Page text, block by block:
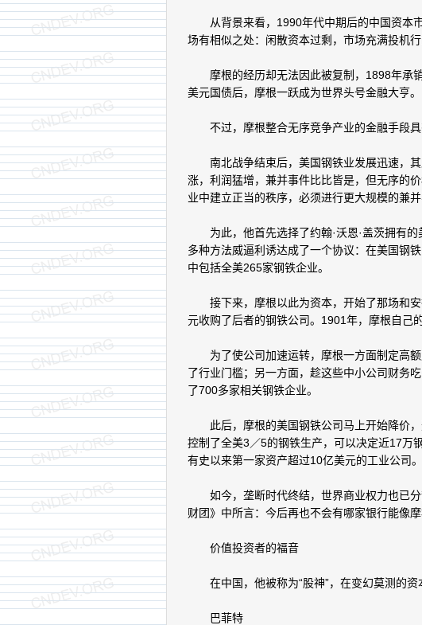
从背景来看，1990年代中期后的中国资本
场有相似之处：闲散资本过剩，市场充满投机
摩根的经历却无法因此被复制，1898年承
美元国债后，摩根一跃成为世界头号金融大亨。
不过，摩根整合无序竞争产业的金融手段具
南北战争结束后，美国钢铁业发展迅速，其
涨，利润猛增，兼并事件比比皆是，但无序的
业中建立正当的秩序，必须进行更大规模的兼并
为此，他首先选择了约翰·沃恩·盖茨拥有的
多种方法威逼利诱达成了一个协议：在美国钢
中包括全美265家钢铁企业。
接下来，摩根以此为资本，开始了那场和安
元收购了后者的钢铁公司。1901年，摩根自己
为了使公司加速运转，摩根一方面制定高额
了行业门槛；另一方面，趁这些中小公司财
了700多家相关钢铁企业。
此后，摩根的美国钢铁公司马上开始降价，
控制了全美3／5的钢铁生产，可以决定近17万
有史以来第一家资产超过10亿美元的工业公司。
如今，垄断时代终结，世界商业权力也已分
财团》中所言：今后再也不会有哪家银行能像
价值投资者的福音
在中国，他被称为“股神”，在变幻莫测的资
巴菲特